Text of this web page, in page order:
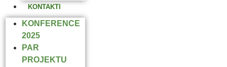
KONTAKTI
KONFERENCE
2025
PAR
PROJEKTU